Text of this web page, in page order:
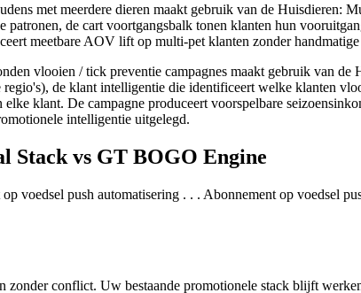
met meerdere dieren maakt gebruik van de Huisdieren:
de cart voortgangsbalk tonen klanten hun
meetbare AOV lift op multi-pet klanten zonder
vlooien / tick preventie campagnes maakt gebruik van
de klant intelligentie die identificeert welke klanten
klant. De campagne produceert voorspelbare
intelligentie uitgelegd.
vs GT BOGO Engine
voedsel push automatisering . . . Abonnement op voedsel
zonder conflict. Uw bestaande promotionele stack blijft